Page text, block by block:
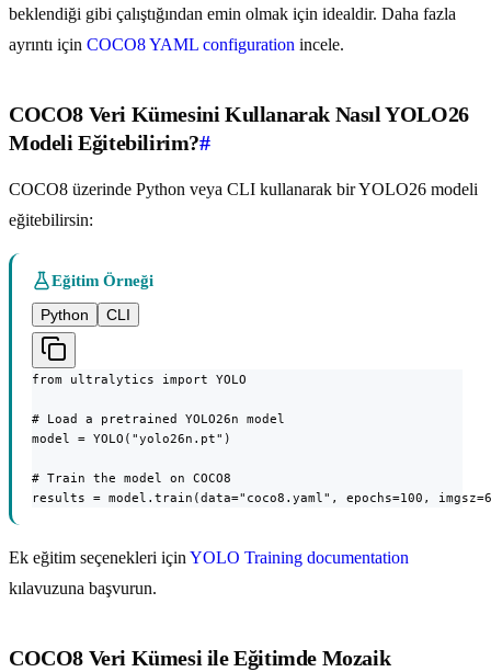
beklendiği gibi çalıştığından emin olmak için idealdir. Daha fazla
ayrıntı için COCO8 YAML configuration incele.
COCO8 Veri Kümesini Kullanarak Nasıl YOLO26
Modeli Eğitebilirim?#
COCO8 üzerinde Python veya CLI kullanarak bir YOLO26 modeli
eğitebilirsin:
Eğitim Örneği
Python
CLI
from ultralytics import YOLO
# Load a pretrained YOLO26n model
model = YOLO("yolo26n.pt")
# Train the model on COCO8
results = model.train(data="coco8.yaml", epochs=100,
Ek eğitim seçenekleri için YOLO Training documentation
kılavuzuna başvurun.
COCO8 Veri Kümesi ile Eğitimde Mozaik